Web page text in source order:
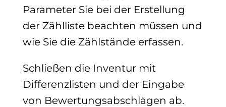
Parameter Sie bei der Erstellung
der Zählliste beachten müssen und
wie Sie die Zählstände erfassen.
Schließen die Inventur mit
Differenzlisten und der Eingabe
von Bewertungsabschlägen ab.